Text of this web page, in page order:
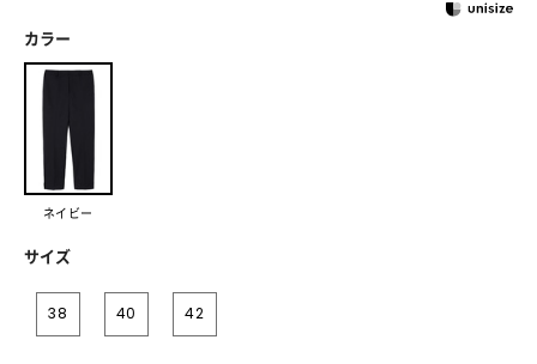
カラー
ネイビー
サイズ
38 40 42